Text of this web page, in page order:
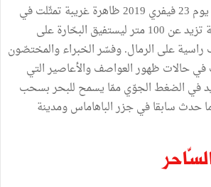
وقد شهد شاطئ الشابة يوم 23 فيفري 2019 ظاهرة غريبة تمثّلت في
تراجع مياه البحر لمسافة تزيد عن 100 متر ليستفيق البحّارة على
على الرمال. وفسّر الخبراء والمختصّون
في حالات ظهور العواصف والأعاصير التي
في الضغط الجوّي ممّا يسمح للبحر بسحب
حدث سابقا في جزر الباهاماس ومدينة